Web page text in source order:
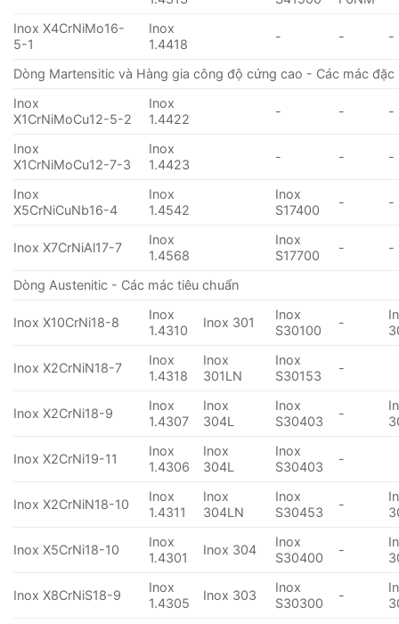
Inox X4CrNiMo16-
5-1
Inox
1.4418
- - -
Dòng Martensitic và Hàng gia công độ cứng cao - Các mác đặc
Inox
X1CrNiMoCu12-5-2
Inox
1.4422
- - -
Inox
X1CrNiMoCu12-7-3
Inox
1.4423
- - -
Inox
X5CrNiCuNb16-4
Inox
1.4542
Inox
S17400
- -
Inox X7CrNiAl17-7
Inox
1.4568
Inox
S17700
- -
Dòng Austenitic - Các mác tiêu chuẩn
Inox X10CrNi18-8
Inox
1.4310
Inox 301
Inox
S30100
-
Inox X2CrNiN18-7
Inox
1.4318
Inox
301LN
Inox
S30153
-
Inox X2CrNi18-9
Inox
1.4307
Inox
304L
Inox
S30403
-
Inox X2CrNi19-11
Inox
1.4306
Inox
304L
Inox
S30403
-
Inox X2CrNiN18-10
Inox
1.4311
Inox
304LN
Inox
S30453
-
Inox X5CrNi18-10
Inox
1.4301
Inox 304
Inox
S30400
-
Inox X8CrNiS18-9
Inox
1.4305
Inox 303
Inox
S30300
-